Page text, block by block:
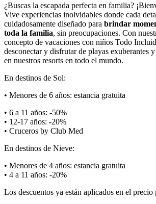
¿Buscas la escapada perfecta en familia?
Vive experiencias inolvidables donde cada
cuidadosamente diseñado para brindar
toda la familia, sin preocupaciones. Con
concepto de vacaciones con niños Todo
desconectar y disfrutar de playas exuberantes
en nuestros resorts en todo el mundo.
En destinos de Sol:
• Menores de 6 años: estancia gratuita
• 6 a 11 años: -50%
• 12-17 años: -20%
• Cruceros by Club Med
En destinos de Nieve:
• Menores de 4 años: estancia gratuita
• 4 a 11 años: -20%
Los descuentos ya están aplicados en el precio